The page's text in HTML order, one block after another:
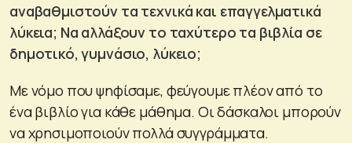
αναβαθμιστούν τα τεχνικά και επαγγελματικά
λύκεια; Να αλλάξουν το ταχύτερο τα βιβλία σε
δημοτικό, γυμνάσιο, λύκειο;
Με νόμο που ψηφίσαμε, φεύγουμε πλέον από το
ένα βιβλίο για κάθε μάθημα. Οι δάσκαλοι μπορούν
να χρησιμοποιούν πολλά συγγράμματα.